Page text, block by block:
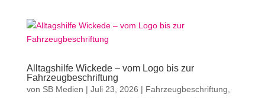
Alltagshilfe Wickede – vom Logo bis zur
Fahrzeugbeschriftung
von SB Medien | Juli 23, 2026 | Fahrzeugbeschriftung